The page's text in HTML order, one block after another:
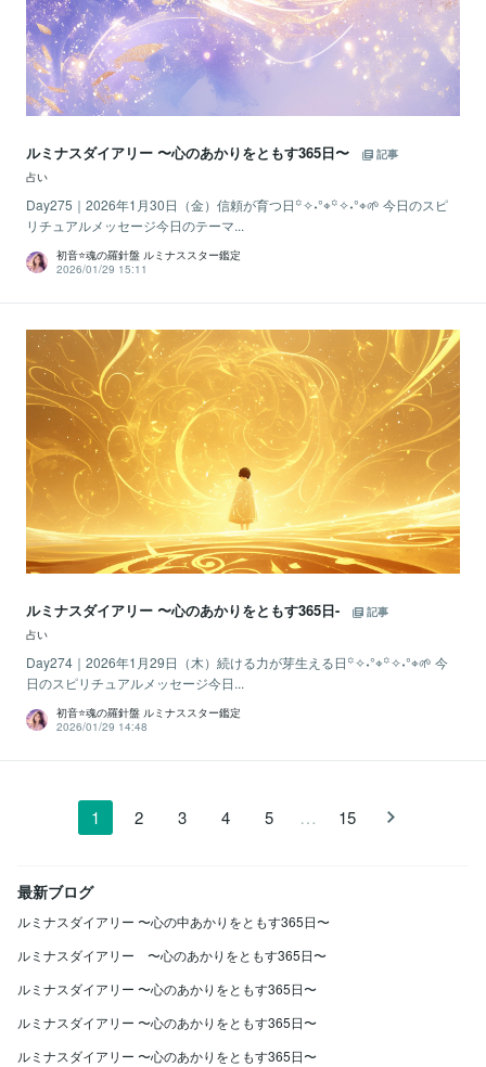
ルミナスダイアリー 〜心のあかりをともす365日〜
記事
占い
Day275｜2026年1月30日（金）信頼が育つ日꙳✧˖°⌖꙳✧˖°⌖🌱 今日のスピ
リチュアルメッセージ今日のテーマ...
初音⭐️魂の羅針盤 ルミナススター鑑定
2026/01/29 15:11
ルミナスダイアリー 〜心のあかりをともす365日-
記事
占い
Day274｜2026年1月29日（木）続ける力が芽生える日꙳✧˖°⌖꙳✧˖°⌖🌱 今
日のスピリチュアルメッセージ今日...
初音⭐️魂の羅針盤 ルミナススター鑑定
2026/01/29 14:48
1 2 3 4 5 … 15
最新ブログ
ルミナスダイアリー 〜心の中あかりをともす365日〜
ルミナスダイアリー 〜心のあかりをともす365日〜
ルミナスダイアリー 〜心のあかりをともす365日〜
ルミナスダイアリー 〜心のあかりをともす365日〜
ルミナスダイアリー 〜心のあかりをともす365日〜